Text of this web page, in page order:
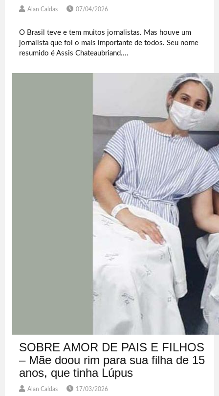
Alan Caldas 07/04/2026
O Brasil teve e tem muitos jornalistas. Mas houve um
jornalista que foi o mais importante de todos. Seu nome
resumido é Assis Chateaubriand....
SOBRE AMOR DE PAIS E FILHOS
– Mãe doou rim para sua filha de 15
anos, que tinha Lúpus
Alan Caldas 17/03/2026